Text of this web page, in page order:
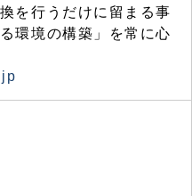
を行うだけに留まる事
環境の構築」を常に心